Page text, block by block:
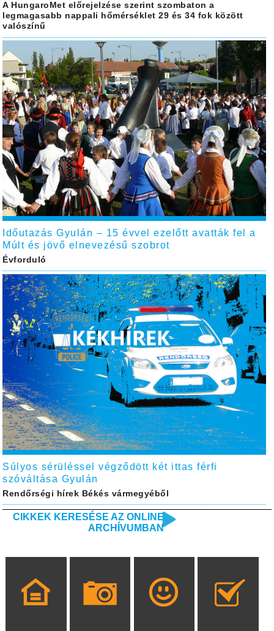
A HungaroMet előrejelzése szerint szombaton a
legmagasabb nappali hőmérséklet 29 és 34 fok között
valószínű
Időutazás Gyulán – 15 évvel ezelőtt avatták fel a
Múlt és jövő elnevezésű szobrot
Évforduló
Súlyos sérüléssel végződött két ittas férfi
szóváltása Gyulán
Rendőrségi hírek Békés vármegyéből
CIKKEK KERESÉSE AZ ONLINE
ARCHÍVUMBAN